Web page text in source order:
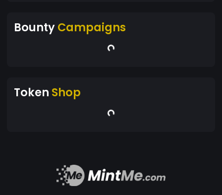
BountyCampaigns
Token Shop